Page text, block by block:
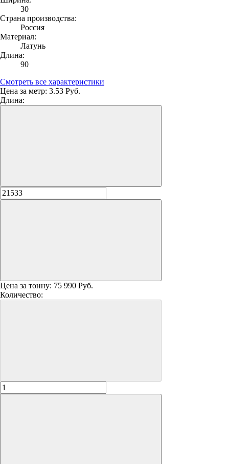
30
Страна производства:
Россия
Материал:
Латунь
Длина:
90
Смотреть все характеристики
Цена за метр: 3.53 Руб.
Длина:
Цена за тонну: 75 990 Руб.
Количество: